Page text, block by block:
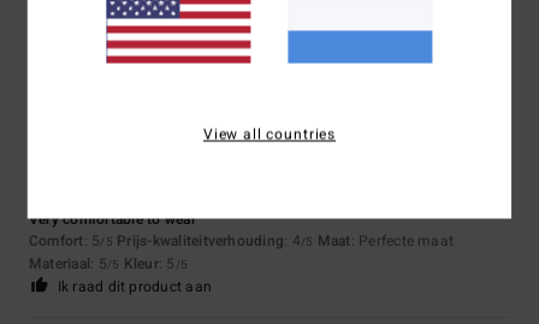
5
Very comfortable to wear
Comfort: 5/5 Prijs-kwaliteitverhouding: 4/5 Maat: Perfecte maat
Materiaal: 5/5 Kleur: 5 /5
Ik raad dit product aan
View all countries